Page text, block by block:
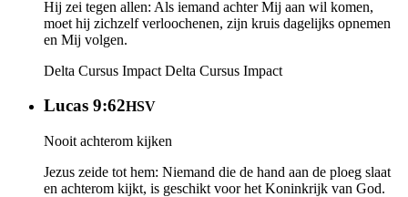
Hij zei tegen allen: Als iemand achter Mij aan wil komen,
moet hij zichzelf verloochenen, zijn kruis dagelijks opnemen
en Mij volgen.
Delta Cursus Impact Delta Cursus Impact
Lucas 9:62HSV
Nooit achterom kijken
Jezus zeide tot hem: Niemand die de hand aan de ploeg slaat
en achterom kijkt, is geschikt voor het Koninkrijk van God.